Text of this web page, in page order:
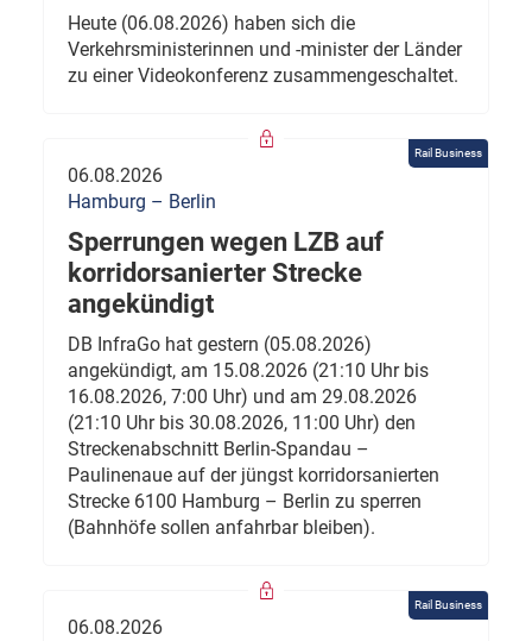
Heute (06.08.2026) haben sich die
Verkehrsministerinnen und -minister der Länder
zu einer Videokonferenz zusammengeschaltet.
Rail Business
06.08.2026
Hamburg – Berlin
Sperrungen wegen LZB auf
korridorsanierter Strecke
angekündigt
DB InfraGo hat gestern (05.08.2026)
angekündigt, am 15.08.2026 (21:10 Uhr bis
16.08.2026, 7:00 Uhr) und am 29.08.2026
(21:10 Uhr bis 30.08.2026, 11:00 Uhr) den
Streckenabschnitt Berlin-Spandau –
Paulinenaue auf der jüngst korridorsanierten
Strecke 6100 Hamburg – Berlin zu sperren
(Bahnhöfe sollen anfahrbar bleiben).
Rail Business
06.08.2026